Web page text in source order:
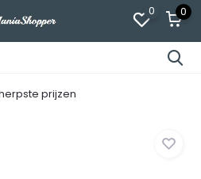
0 0
prijzen